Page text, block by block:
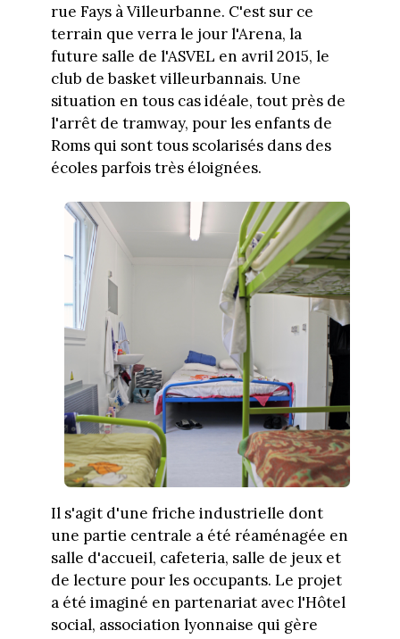
rue Fays à Villeurbanne. C'est sur ce
terrain que verra le jour l'Arena, la
future salle de l'ASVEL en avril 2015, le
club de basket villeurbannais. Une
situation en tous cas idéale, tout près de
l'arrêt de tramway, pour les enfants de
Roms qui sont tous scolarisés dans des
écoles parfois très éloignées.
Il s'agit d'une friche industrielle dont
une partie centrale a été réaménagée en
salle d'accueil, cafeteria, salle de jeux et
de lecture pour les occupants. Le projet
a été imaginé en partenariat avec l'Hôtel
social, association lyonnaise qui gère